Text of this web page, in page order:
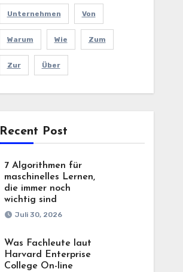
Unternehmen Von
Warum Wie Zum
Zur Über
Recent Post
7 Algorithmen für
maschinelles Lernen,
die immer noch
wichtig sind
Juli 30, 2026
Was Fachleute laut
Harvard Enterprise
College On-line